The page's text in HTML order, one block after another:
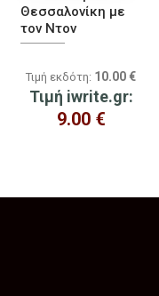
Θεσσαλονίκη με
τον Ντον
Τιμή εκδότη: 10.00 €
Τιμή iwrite.gr:
9.00 €